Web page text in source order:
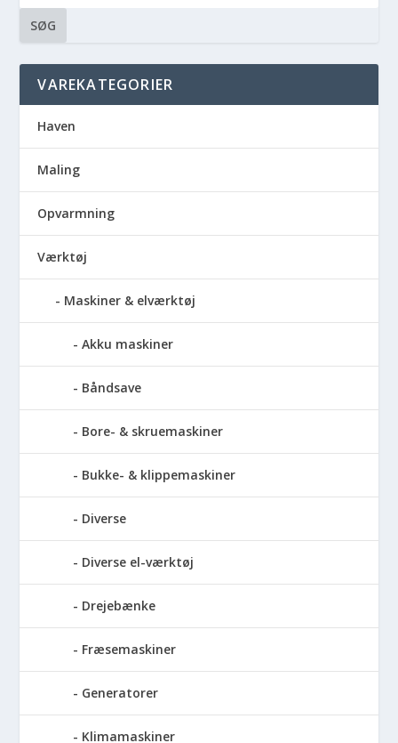
SØG
VAREKATEGORIER
Haven
Maling
Opvarmning
Værktøj
Maskiner & elværktøj
Akku maskiner
Båndsave
Bore- & skruemaskiner
Bukke- & klippemaskiner
Diverse
Diverse el-værktøj
Drejebænke
Fræsemaskiner
Generatorer
Klimamaskiner